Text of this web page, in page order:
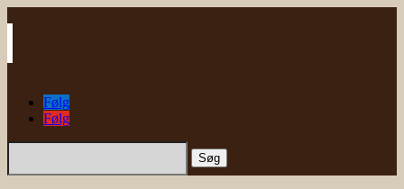
Følg
Følg
Søg